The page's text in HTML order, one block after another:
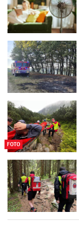
FOTO